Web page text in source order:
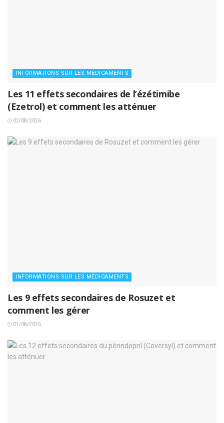
INFORMATIONS SUR LES MÉDICAMENTS
Les 11 effets secondaires de l’ézétimibe
(Ezetrol) et comment les atténuer
02/08/2026
INFORMATIONS SUR LES MÉDICAMENTS
Les 9 effets secondaires de Rosuzet et
comment les gérer
01/08/2026